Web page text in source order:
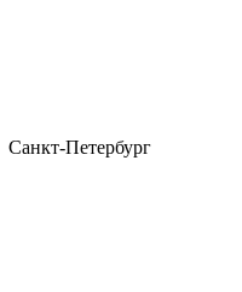
Санкт-Петербург